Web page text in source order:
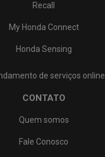
Recall
My Honda Connect
Honda Sensing
de serviços online
CONTATO
Quem somos
Fale Conosco